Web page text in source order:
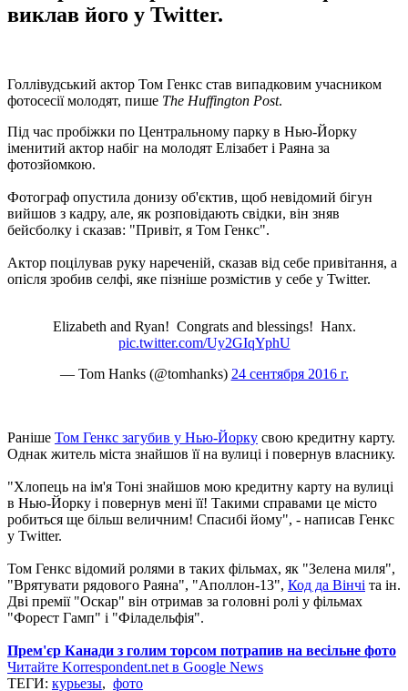
виклав його у Twitter.
Голлівудський актор Том Генкс став випадковим учасником
фотосесії молодят, пише The Huffington Post.
Під час пробіжки по Центральному парку в Нью-Йорку
іменитий актор набіг на молодят Елізабет і Раяна за
фотозйомкою.
Фотограф опустила донизу об'єктив, щоб невідомий бігун
вийшов з кадру, але, як розповідають свідки, він зняв
бейсболку і сказав: "Привіт, я Том Генкс".
Актор поцілував руку нареченій, сказав від себе привітання, а
опісля зробив селфі, яке пізніше розмістив у себе у Twitter.
Elizabeth and Ryan! Congrats and blessings! Hanx.
pic.twitter.com/Uy2GIqYphU
— Tom Hanks (@tomhanks) 24 сентября 2016 г.
Раніше Том Генкс загубив у Нью-Йорку свою кредитну карту.
Однак житель міста знайшов її на вулиці і повернув власнику.
"Хлопець на ім'я Тоні знайшов мою кредитну карту на вулиці
в Нью-Йорку і повернув мені її! Такими справами це місто
робиться ще більш величним! Спасибі йому", - написав Генкс
у Twitter.
Том Генкс відомий ролями в таких фільмах, як "Зелена миля",
"Врятувати рядового Раяна", "Аполлон-13", Код да Вінчі та ін.
Дві премії "Оскар" він отримав за головні ролі у фільмах
"Форест Гамп" і "Філадельфія".
Прем'єр Канади з голим торсом потрапив на весільне фото
Читайте Korrespondent.net в Google News
ТЕГИ: курьезы, фото